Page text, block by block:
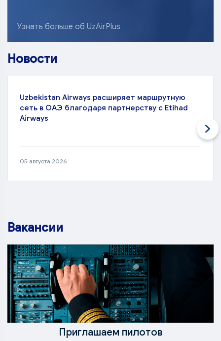
Узнать больше об UzAirPlus
Новости
Uzbekistan Airways расширяет маршрутную
сеть в ОАЭ благодаря партнерству с Etihad
Airways
05 августа 2026
Вакансии
Приглашаем пилотов